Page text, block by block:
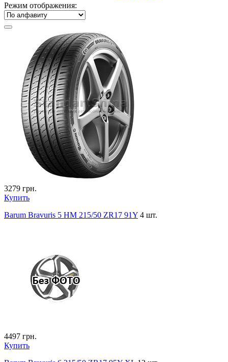
Режим отображения:
3279 грн.
Купить
Barum Bravuris 5 HM 215/50 ZR17 91Y 4 шт.
4497 грн.
Купить